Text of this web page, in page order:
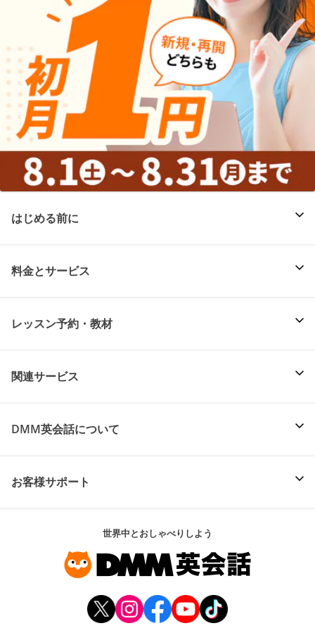
はじめる前に
料金とサービス
レッスン予約・教材
関連サービス
DMM英会話について
お客様サポート
世界中とおしゃべりしよう